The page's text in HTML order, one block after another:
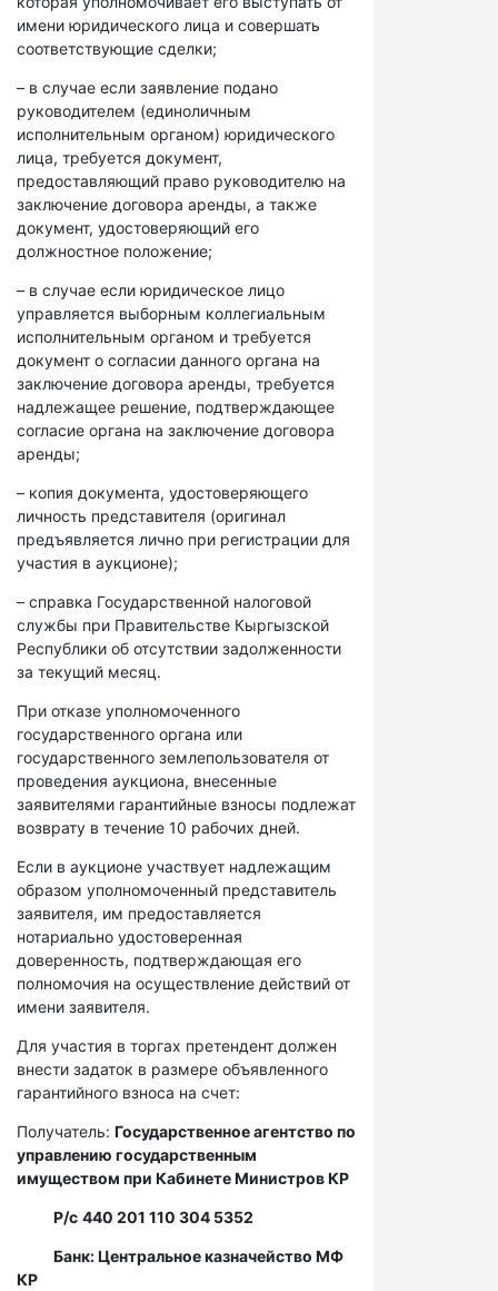
имени юридического лица и совершать
соответствующие сделки;
– в случае если заявление подано
руководителем (единоличным
исполнительным органом) юридического
лица, требуется документ,
предоставляющий право руководителю на
заключение договора аренды, а также
документ, удостоверяющий его
должностное положение;
– в случае если юридическое лицо
управляется выборным коллегиальным
исполнительным органом и требуется
документ о согласии данного органа на
заключение договора аренды, требуется
надлежащее решение, подтверждающее
согласие органа на заключение договора
аренды;
– копия документа, удостоверяющего
личность представителя (оригинал
предъявляется лично при регистрации для
участия в аукционе);
– справка Государственной налоговой
службы при Правительстве Кыргызской
Республики об отсутствии задолженности
за текущий месяц.
При отказе уполномоченного
государственного органа или
государственного землепользователя от
проведения аукциона, внесенные
заявителями гарантийные взносы подлежат
возврату в течение 10 рабочих дней.
Если в аукционе участвует надлежащим
образом уполномоченный представитель
заявителя, им предоставляется
нотариально удостоверенная
доверенность, подтверждающая его
полномочия на осуществление действий от
имени заявителя.
Для участия в торгах претендент должен
внести задаток в размере объявленного
гарантийного взноса на счет:
Получатель: Государственное агентство по
управлению государственным
имуществом при Кабинете Министров КР
Р/с 440 201 110 304 5352
Банк: Центральное казначейство МФ
КР